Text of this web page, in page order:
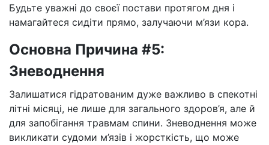
Будьте уважні до своєї постави протягом дня і
намагайтеся сидіти прямо, залучаючи м’язи кора.
Основна Причина #5:
Зневоднення
Залишатися гідратованим дуже важливо в спекотні
літні місяці, не лише для загального здоров’я, але й
для запобігання травмам спини. Зневоднення може
викликати судоми м’язів і жорсткість, що може